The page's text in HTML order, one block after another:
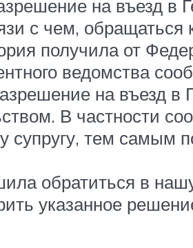
на въезд в
с чем, обращаться
получила от
ведомства
на въезд в
В частности
супругу, тем самым
обратиться в
указанное